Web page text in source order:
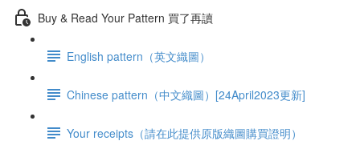
Buy & Read Your Pattern 買了再讀
English pattern（英文織圖）
Chinese pattern（中文織圖）[24April2023更新]
Your receipts（請在此提供原版織圖購買證明）